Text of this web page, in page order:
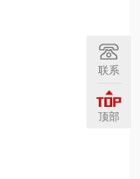
联系
顶部